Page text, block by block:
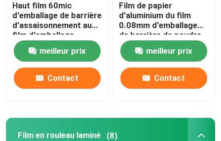
Haut film 60mic
d'emballage de barrière
d'assaisonnement au
film d'emballage
alimentaire de sauce
aux sachets 80mic
meilleur prix
Contact
Film de papier
d'aluminium du film
0.08mm d'emballage
de barrière de poudre
de café haut stratifiant
le petit pain en
plastique
meilleur prix
Contact
Film en rouleau laminé (8)